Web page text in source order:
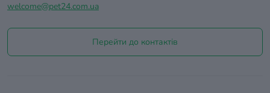
welcome@pet24.com.ua
Перейти до контактів